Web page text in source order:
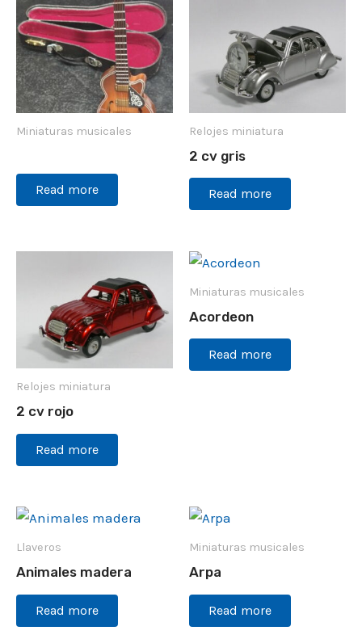
Miniaturas musicales
Read more
Relojes miniatura
2 cv gris
Read more
Relojes miniatura
2 cv rojo
Read more
Miniaturas musicales
Acordeon
Read more
Llaveros
Animales madera
Read more
Miniaturas musicales
Arpa
Read more